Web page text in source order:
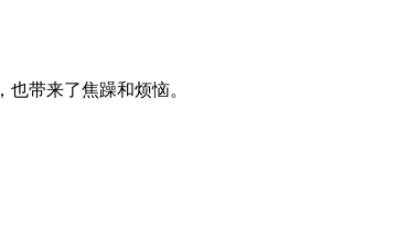
带来了焦躁和烦恼。